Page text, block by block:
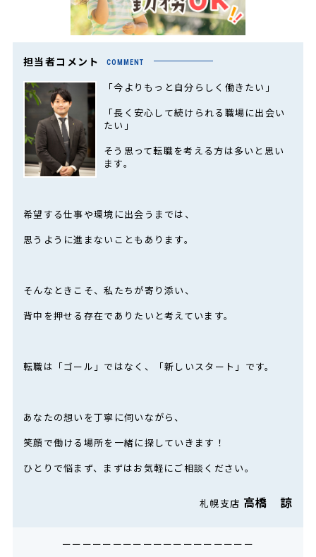
担当者コメント COMMENT
「今よりもっと自分らしく働きたい」
「長く安心して続けられる職場に出会い
たい」
そう思って転職を考える方は多いと思い
ます。
希望する仕事や環境に出会うまでは、
思うように進まないこともあります。
そんなときこそ、私たちが寄り添い、
背中を押せる存在でありたいと考えています。
転職は「ゴール」ではなく、「新しいスタート」です。
あなたの想いを丁寧に伺いながら、
笑顔で働ける場所を一緒に探していきます！
ひとりで悩まず、まずはお気軽にご相談ください。
札幌支店 高橋 諒
ーーーーーーーーーーーーーーーーーーー